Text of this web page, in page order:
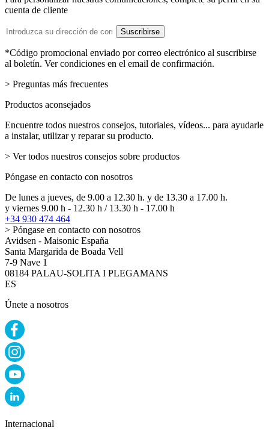
cuenta de cliente
Dirección
email
Suscribirse
*Código promocional enviado por correo electrónico al suscribirse
al boletín. Ver condiciones en el email de confirmación.
> Preguntas más frecuentes
Productos aconsejados
Encuentre todos nuestros consejos, tutoriales, vídeos... para ayudarle
a instalar, utilizar y reparar su producto.
> Ver todos nuestros consejos sobre productos
Póngase en contacto con nosotros
De lunes a jueves, de 9.00 a 12.30 h. y de 13.30 a 17.00 h.
y viernes 9.00 h - 12.30 h / 13.30 h - 17.00 h
+34 930 474 464
> Póngase en contacto con nosotros
Avidsen - Maisonic España
Santa Margarida de Boada Vell
7-9 Nave 1
08184 PALAU-SOLITA I PLEGAMANS
ES
Únete a nosotros
Internacional